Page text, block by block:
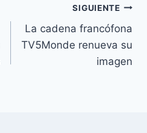
SIGUIENTE
La cadena francófona
TV5Monde renueva su
imagen